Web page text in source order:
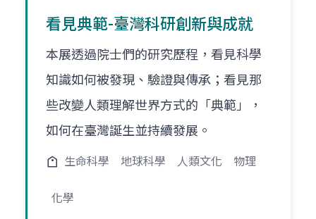
看見典範-臺灣科研創新與成就
本展透過院士們的研究歷程，看見科學
知識如何被發現、驗證與傳承；看見那
些改變人類理解世界方式的「典範」，
如何在臺灣誕生並持續發展。
生命科學 地球科學 人類文化 物理
化學